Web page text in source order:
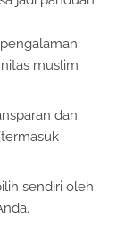
muslim
dan
sendiri oleh